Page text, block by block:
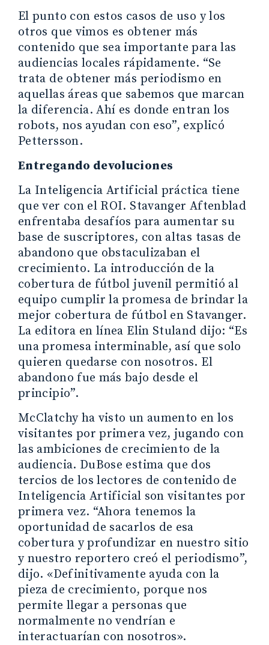
El punto con estos casos de uso y los
otros que vimos es obtener más
contenido que sea importante para las
audiencias locales rápidamente. “Se
trata de obtener más periodismo en
aquellas áreas que sabemos que marcan
la diferencia. Ahí es donde entran los
robots, nos ayudan con eso”, explicó
Pettersson.
Entregando devoluciones
La Inteligencia Artificial práctica tiene
que ver con el ROI. Stavanger Aftenblad
enfrentaba desafíos para aumentar su
base de suscriptores, con altas tasas de
abandono que obstaculizaban el
crecimiento. La introducción de la
cobertura de fútbol juvenil permitió al
equipo cumplir la promesa de brindar la
mejor cobertura de fútbol en Stavanger.
La editora en línea Elin Stuland dijo: “Es
una promesa interminable, así que solo
quieren quedarse con nosotros. El
abandono fue más bajo desde el
principio”.
McClatchy ha visto un aumento en los
visitantes por primera vez, jugando con
las ambiciones de crecimiento de la
audiencia. DuBose estima que dos
tercios de los lectores de contenido de
Inteligencia Artificial son visitantes por
primera vez. “Ahora tenemos la
oportunidad de sacarlos de esa
cobertura y profundizar en nuestro sitio
y nuestro reportero creó el periodismo”,
dijo. «Definitivamente ayuda con la
pieza de crecimiento, porque nos
permite llegar a personas que
normalmente no vendrían e
interactuarían con nosotros».